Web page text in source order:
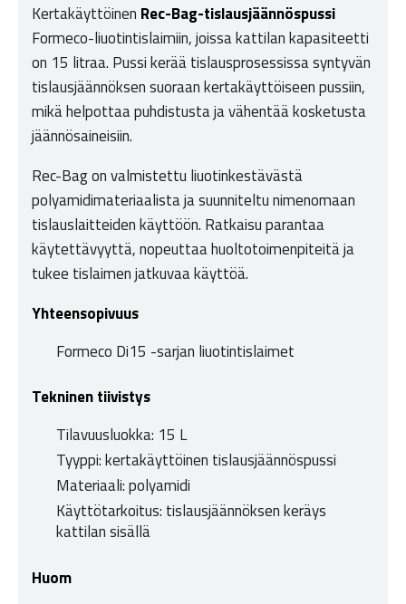
Kertakäyttöinen Rec-Bag-tislausjäännöspussi
Formeco-liuotintislaimiin, joissa kattilan kapasiteetti
on 15 litraa. Pussi kerää tislausprosessissa syntyvän
tislausjäännöksen suoraan kertakäyttöiseen pussiin,
mikä helpottaa puhdistusta ja vähentää kosketusta
jäännösaineisiin.
Rec-Bag on valmistettu liuotinkestävästä
polyamidimateriaalista ja suunniteltu nimenomaan
tislauslaitteiden käyttöön. Ratkaisu parantaa
käytettävyyttä, nopeuttaa huoltotoimenpiteitä ja
tukee tislaimen jatkuvaa käyttöä.
Yhteensopivuus
Formeco Di15 -sarjan liuotintislaimet
Tekninen tiivistys
Tilavuusluokka: 15 L
Tyyppi: kertakäyttöinen tislausjäännöspussi
Materiaali: polyamidi
Käyttötarkoitus: tislausjäännöksen keräys
kattilan sisällä
Huom